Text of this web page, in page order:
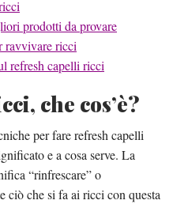
prodotti da provare
ravvivare ricci
refresh capelli ricci
che cos’è?
per fare refresh capelli
e a cosa serve. La
“rinfrescare” o
ciò che si fa ai ricci con questa